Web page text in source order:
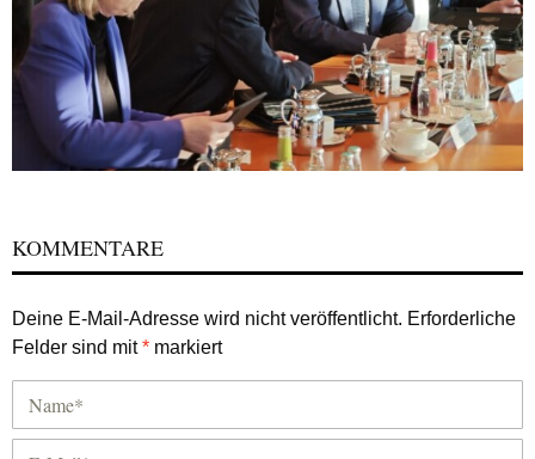
KOMMENTARE
Deine E-Mail-Adresse wird nicht veröffentlicht. Erforderliche
Felder sind mit* markiert